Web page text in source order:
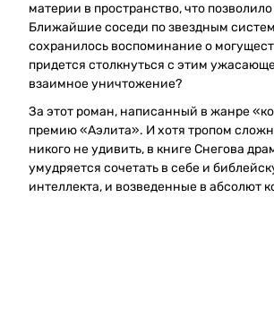
материи в пространство, что
Ближайшие соседи по звездным
сохранилось воспоминание о
придется столкнуться с этим
взаимное уничтожение?
За этот роман, написанный в жанре
премию «Аэлита». И хотя тропом
никого не удивить, в книге Снегова
умудряется сочетать в себе и
интеллекта, и возведенные в абсолют